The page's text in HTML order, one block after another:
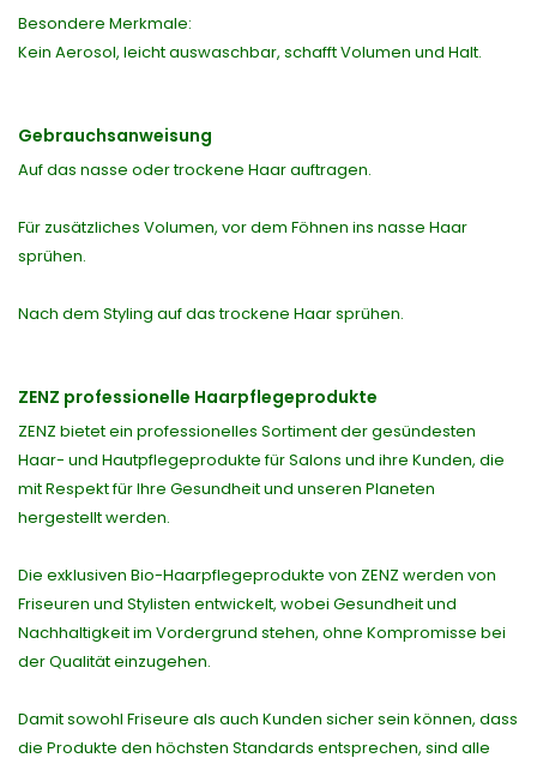
Besondere Merkmale:
Kein Aerosol, leicht auswaschbar, schafft Volumen und Halt.
Gebrauchsanweisung
Auf das nasse oder trockene Haar auftragen.
Für zusätzliches Volumen, vor dem Föhnen ins nasse Haar
sprühen.
Nach dem Styling auf das trockene Haar sprühen.
ZENZ professionelle Haarpflegeprodukte
ZENZ bietet ein professionelles Sortiment der gesündesten
Haar- und Hautpflegeprodukte für Salons und ihre Kunden, die
mit Respekt für Ihre Gesundheit und unseren Planeten
hergestellt werden.
Die exklusiven Bio-Haarpflegeprodukte von ZENZ werden von
Friseuren und Stylisten entwickelt, wobei Gesundheit und
Nachhaltigkeit im Vordergrund stehen, ohne Kompromisse bei
der Qualität einzugehen.
Damit sowohl Friseure als auch Kunden sicher sein können, dass
die Produkte den höchsten Standards entsprechen, sind alle